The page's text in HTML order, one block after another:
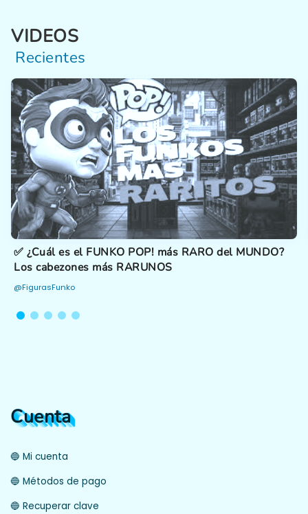
VIDEOS
Recientes
✅ ¿Cuál es el FUNKO POP! más RARO del MUNDO?
Los cabezones más RARUNOS
@FigurasFunko
Cuenta
🔵 Mi cuenta
🔵 Métodos de pago
🔵 Recuperar clave